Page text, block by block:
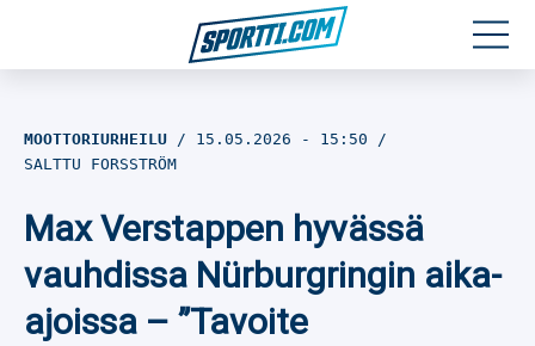
Jalkapallo
Yleisurheilu
MOOTTORIURHEILU 15.05.2026 - 15:50
SALTTU FORSSTRÖM
Max Verstappen hyvässä
vauhdissa Nürburgringin aika-
ajoissa – ”Tavoite